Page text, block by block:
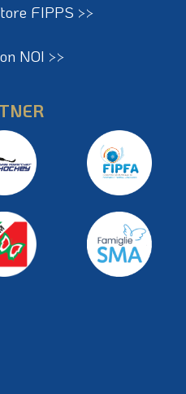
FIPPS >>
NOI >>